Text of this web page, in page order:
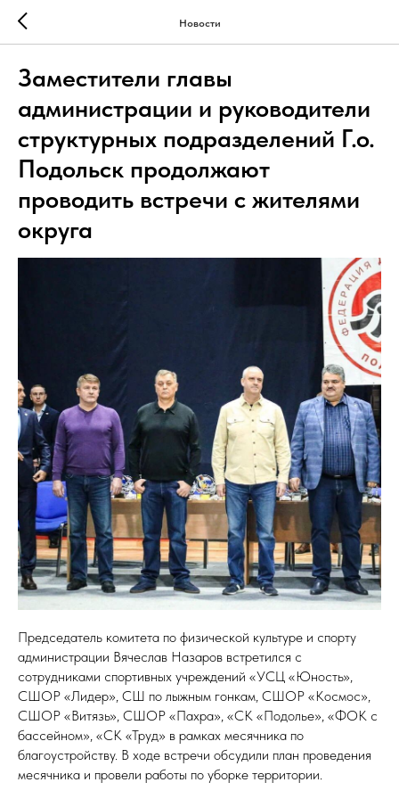
Новости
Заместители главы
администрации и руководители
структурных подразделений Г.о.
Подольск продолжают
проводить встречи с жителями
округа
Председатель комитета по физической культуре и спорту
администрации Вячеслав Назаров встретился с
сотрудниками спортивных учреждений «УСЦ «Юность»,
СШОР «Лидер», СШ по лыжным гонкам, СШОР «Космос»,
СШОР «Витязь», СШОР «Пахра», «СК «Подолье», «ФОК с
бассейном», «СК «Труд» в рамках месячника по
благоустройству. В ходе встречи обсудили план проведения
месячника и провели работы по уборке территории.